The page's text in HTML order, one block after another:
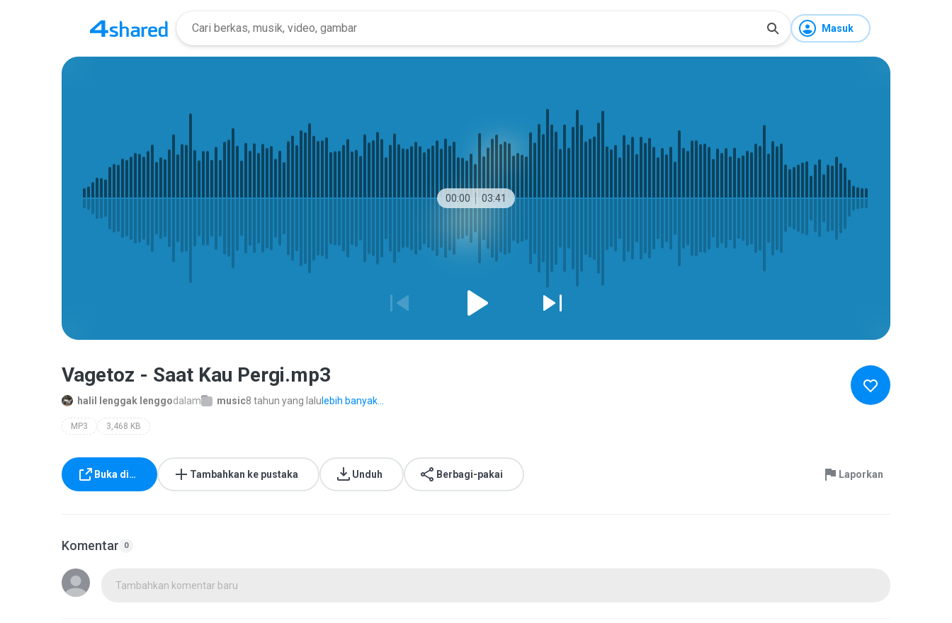
Masuk
00:00 03:41
Vagetoz - Saat Kau Pergi.mp3
halil lenggak lenggodalam music8 tahun yang lalu lebih banyak...
MP3 3,468 KB
Buka di… Tambahkan ke pustaka Unduh Berbagi-pakai Laporkan
Komentar 0
Tambahkan komentar baru